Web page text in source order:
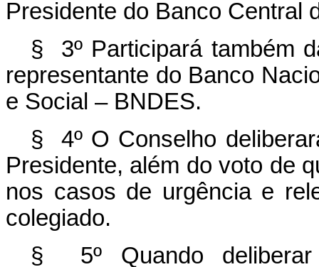
Presidente do Banco Central
§ 3º Participará também
representante do Banco
e Social – BNDES.
§ 4º O Conselho
Presidente, além do voto de
nos casos de urgência e
colegiado.
§ 5º Quando